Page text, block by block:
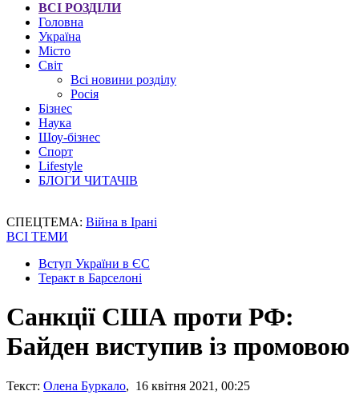
ВСІ РОЗДІЛИ
Головна
Україна
Місто
Світ
Всі новини розділу
Росія
Бізнес
Наука
Шоу-бізнес
Спорт
Lifestyle
БЛОГИ ЧИТАЧІВ
СПЕЦТЕМА: Війна в Ірані
ВСІ ТЕМИ
Вступ України в ЄС
Теракт в Барселоні
Санкції США проти РФ:
Байден виступив із промовою
Текст: Олена Буркало, 16 квітня 2021, 00:25